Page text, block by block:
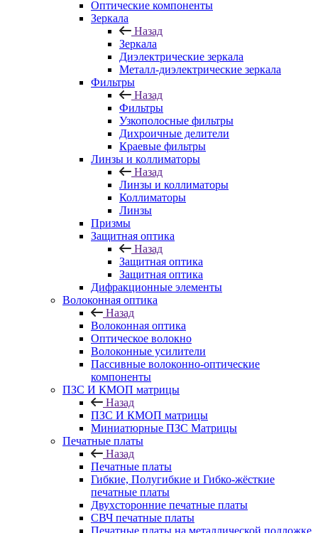
Оптические компоненты
Зеркала
Назад
Зеркала
Диэлектрические зеркала
Металл-диэлектрические зеркала
Фильтры
Назад
Фильтры
Узкополосные фильтры
Дихроичные делители
Краевые фильтры
Линзы и коллиматоры
Назад
Линзы и коллиматоры
Коллиматоры
Линзы
Призмы
Защитная оптика
Назад
Защитная оптика
Защитная оптика
Дифракционные элементы
Волоконная оптика
Назад
Волоконная оптика
Оптическое волокно
Волоконные усилители
Пассивные волоконно-оптические
компоненты
ПЗС И КМОП матрицы
Назад
ПЗС И КМОП матрицы
Миниатюрные ПЗС Матрицы
Печатные платы
Назад
Печатные платы
Гибкие, Полугибкие и Гибко-жёсткие
печатные платы
Двухсторонние печатные платы
СВЧ печатные платы
Печатные платы на металлической подложке